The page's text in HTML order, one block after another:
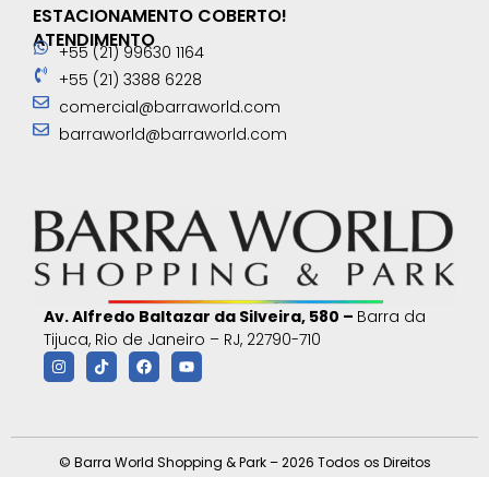
ESTACIONAMENTO COBERTO!
ATENDIMENTO
+55 (21) 99630 1164
+55 (21) 3388 6228
comercial@barraworld.com
barraworld@barraworld.com
Av. Alfredo Baltazar da Silveira, 580 – Barra da
Tijuca, Rio de Janeiro – RJ, 22790-710
© Barra World Shopping & Park – 2026 Todos os Direitos